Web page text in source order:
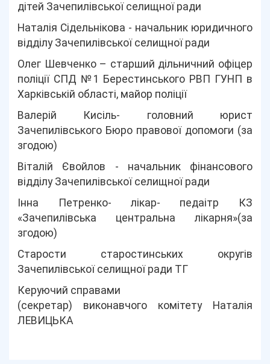
дітей Зачепилівської селищної ради
Наталія Сідельнікова - начальник юридичного
відділу Зачепилівської селищної ради
Олег Шевченко – старший дільничний офіцер
поліції СПД №1 Берестинського РВП ГУНП в
Харківській області, майор поліції
Валерій Кисіль- головний юрист
Зачепилівського Бюро правової допомоги (за
згодою)
Віталій Євойлов - начальник фінансового
відділу Зачепилівської селищної ради
Інна Петренко- лікар- педаітр КЗ
«Зачепилівська центральна лікарня»(за
згодою)
Старости старостинських округів
Зачепилівської селищної ради ТГ
Керуючий справами
(секретар) виконавчого комітету Наталія
ЛЕВИЦЬКА